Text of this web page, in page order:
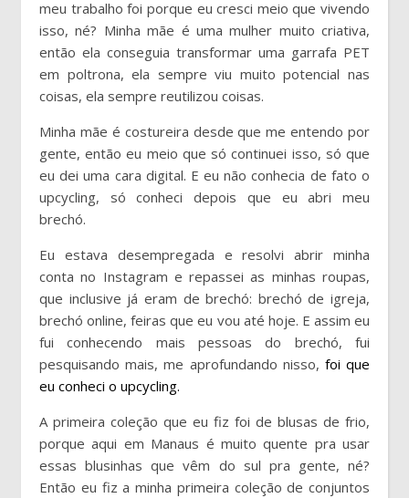
meu trabalho foi porque eu cresci meio que vivendo
isso, né? Minha mãe é uma mulher muito criativa,
então ela conseguia transformar uma garrafa PET
em poltrona, ela sempre viu muito potencial nas
coisas, ela sempre reutilizou coisas.
Minha mãe é costureira desde que me entendo por
gente, então eu meio que só continuei isso, só que
eu dei uma cara digital. E eu não conhecia de fato o
upcycling, só conheci depois que eu abri meu
brechó.
Eu estava desempregada e resolvi abrir minha
conta no Instagram e repassei as minhas roupas,
que inclusive já eram de brechó: brechó de igreja,
brechó online, feiras que eu vou até hoje. E assim eu
fui conhecendo mais pessoas do brechó, fui
pesquisando mais, me aprofundando nisso, foi que
eu conheci o upcycling.
A primeira coleção que eu fiz foi de blusas de frio,
porque aqui em Manaus é muito quente pra usar
essas blusinhas que vêm do sul pra gente, né?
Então eu fiz a minha primeira coleção de conjuntos